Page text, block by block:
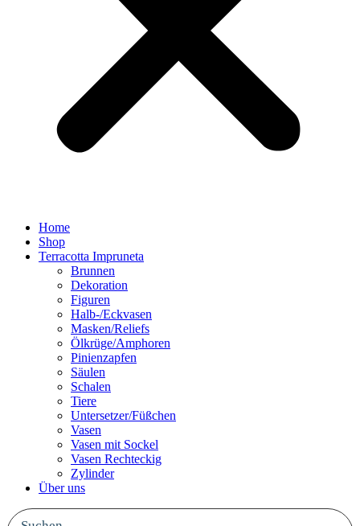
Home
Shop
Terracotta Impruneta
Brunnen
Dekoration
Figuren
Halb-/Eckvasen
Masken/Reliefs
Ölkrüge/Amphoren
Pinienzapfen
Säulen
Schalen
Tiere
Untersetzer/Füßchen
Vasen
Vasen mit Sockel
Vasen Rechteckig
Zylinder
Über uns